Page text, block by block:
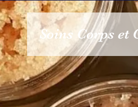
Soins Corps et